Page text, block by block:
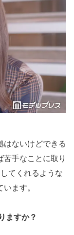
ないけどできる
手なことに取り
てくれるような
ます。
ますか？